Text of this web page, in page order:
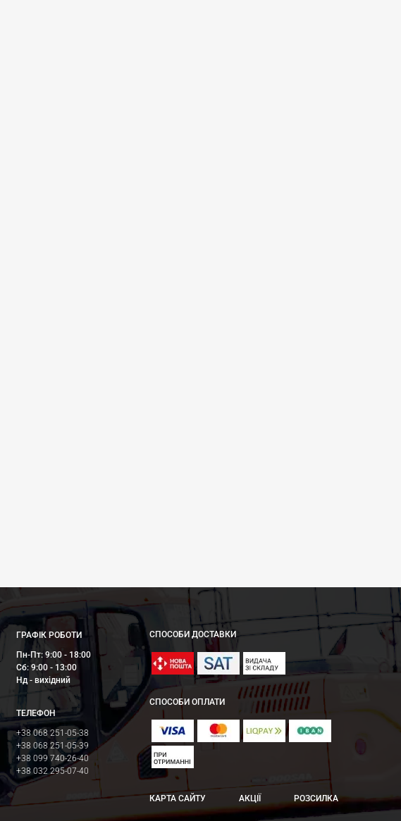
ГРАФІК РОБОТИ
Пн-Пт: 9:00 - 18:00
Сб: 9:00 - 13:00
Нд - вихідний
ТЕЛЕФОН
+38 068 251-05-38
+38 068 251-05-39
+38 099 740-26-40
+38 032 295-07-40
СПОСОБИ ДОСТАВКИ
СПОСОБИ ОПЛАТИ
КАРТА САЙТУ АКЦІЇ РОЗСИЛКА